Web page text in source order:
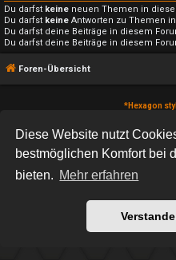
Diese Website nutzt
bestmöglichen Komfort bei
bieten. Mehr erfahren
Du darfst keine neuen Themen in
Du darfst keine Antworten zu Themen
Du darfst deine Beiträge in diesem
Du darfst deine Beiträge in diesem
Foren-Übersicht
*Hexagon
Deutsche
Datenschutz|